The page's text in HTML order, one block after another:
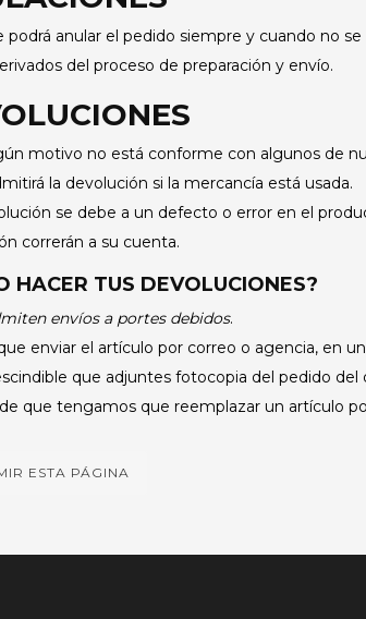
podrá anular el pedido siempre y cuando no
del proceso de preparación y envío.
motivo no está conforme con algunos de
la devolución si la mercancía está usada.
se debe a un defecto o error en el
correrán a su cuenta.
HACER TUS DEVOLUCIONES?
envíos a portes debidos.
enviar el artículo por correo o agencia, en un
que adjuntes fotocopia del pedido
que tengamos que reemplazar un artículo